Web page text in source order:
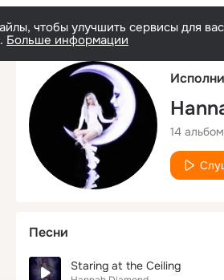
чтобы улучшить сервисы для
Больше информации
14
Песни
Staring at the Ceiling